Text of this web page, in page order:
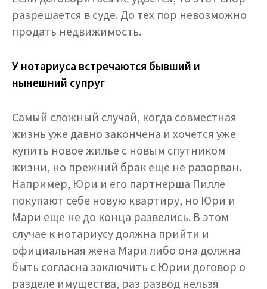
разрешается в суде. До тех пор невозможно
продать недвижимость.
У нотариуса встречаются бывший и
нынешний супруг
Самый сложный случай, когда совместная
жизнь уже давно закончена и хочется уже
купить новое жилье с новым спутником
жизни, но прежний брак еще не разорван.
Например, Юри и его партнерша Пилле
покупают себе новую квартиру, но Юри и
Мари еще не до конца развелись. В этом
случае к нотариусу должна прийти и
официальная жена Мари либо она должна
быть согласна заключить с Юрии договор о
разделе имущества, раз развод нельзя